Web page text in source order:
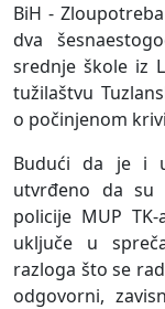
BiH -
dva
srednje škole iz
tužilaštvu
o počinjenom
Budući da je i
utvrđeno da su
policije MUP
uključe u
razloga što se
odgovorni,